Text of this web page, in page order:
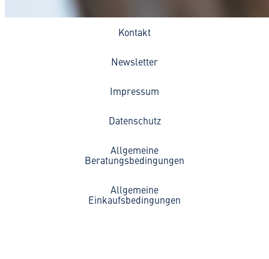
Kontakt
Newsletter
Impressum
Datenschutz
Allgemeine
Beratungsbedingungen
Allgemeine
Einkaufsbedingungen